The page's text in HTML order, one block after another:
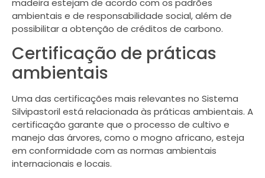
ambientais e de responsabilidade social, além de
possibilitar a obtenção de créditos de carbono.
Certificação de práticas
ambientais
Uma das certificações mais relevantes no Sistema
Silvipastoril está relacionada às práticas ambientais. A
certificação garante que o processo de cultivo e
manejo das árvores, como o mogno africano, esteja
em conformidade com as normas ambientais
internacionais e locais.